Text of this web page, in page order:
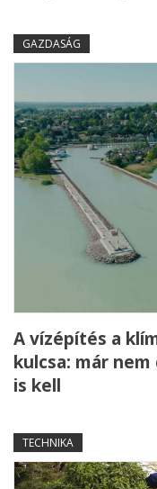
GAZDASÁG
A vízépítés a
kulcsa: már
is kell
TECHNIKA